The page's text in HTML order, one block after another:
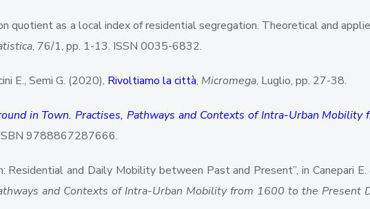
quotient as a local index of residential segregation. Theoretical and
, 76/1, pp. 1-13. ISSN 0035-6832.
E., Semi G. (2020), Rivoltiamo la città, Micromega, Luglio, pp. 27-38.
in Town. Practises, Pathways and Contexts of Intra-Urban Mobility
9788867287666.
Residential and Daily Mobility between Past and Present”, in Canepari E.
and Contexts of Intra-Urban Mobility from 1600 to the Present